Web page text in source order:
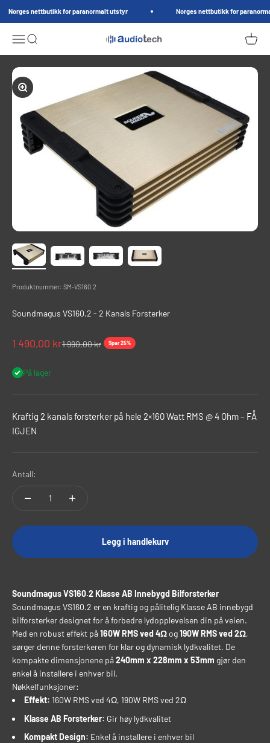
Norges nettbutikk for paranormalt utstyr Norges nettbutikk for
MenySøk AudioTech.no
Forstørr
Produktnummer: SM-VS160.2
Soundmagus VS160.2 - 2 Kanals Forsterker
Salgspris
1 490,00 krNormalpris
1 990,00 kr Spar 25%
På lager
Kraftig 2 kanals forsterker på hele 2×160 Watt RMS @ 4 Ohm – FÅ
IGJEN
Antall:
Legg i handlekurv
Soundmagus VS160.2 Klasse AB Innebygd Bilforsterker
Soundmagus VS160.2 er en kraftig og pålitelig Klasse AB innebygd
bilforsterker designet for å forbedre lydopplevelsen din på veien.
Med en robust effekt på160W RMS ved 4Ω og190W RMS ved 2Ω,
sørger denne forsterkeren for klar og dynamisk lydkvalitet. De
kompakte dimensjonene på240mm x 228mm x 53mm gjør den
enkel å installere i enhver bil.
Nøkkelfunksjoner:
Effekt: 160W RMS ved 4Ω, 190W RMS ved 2Ω
Klasse AB Forsterker: Gir høy lydkvalitet
Kompakt Design: Enkel å installere i enhver bil